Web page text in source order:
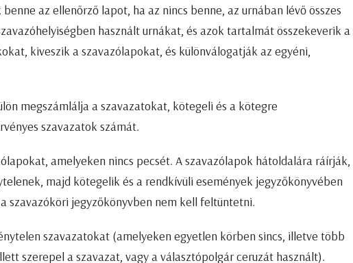
az ellenőrző lapot, ha az nincs benne, az urnában lévő összes
használt urnákat, és azok tartalmát összekeverik a
kiveszik a szavazólapokat, és különválogatják az egyéni,
megszámlálja a szavazatokat, kötegeli és a kötegre
szavazatok számát.
amelyeken nincs pecsét. A szavazólapok hátoldalára ráírják,
majd kötegelik és a rendkívüli események jegyzőkönyvében
szavazóköri jegyzőkönyvben nem kell feltüntetni.
szavazatokat (amelyeken egyetlen körben sincs, illetve több
szerepel a szavazat, vagy a választópolgár ceruzát használt).